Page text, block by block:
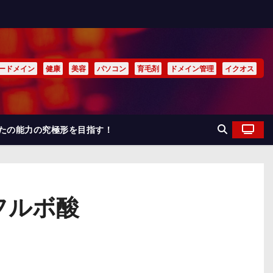
ドメイン 健康 美容 パソコン 育毛剤 ドメイン管理 イクオス
の能力の究極形を目指す！
ルボ酸